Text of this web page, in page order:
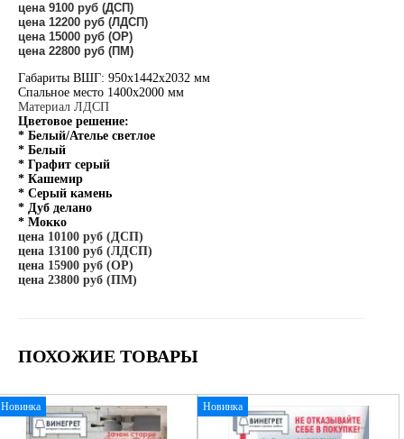
цена 9100 руб (ДСП)
цена 12200 руб (ЛДСП)
цена 15000 руб (ОР)
цена 22800 руб (ПМ)
Габариты ВШГ: 950х1442х2032 мм
Спальное место 1400х2000 мм
Материал ЛДСП
Цветовое решение:
* Белый/Ателье светлое
* Белый
* Графит серый
* Кашемир
* Серый камень
* Дуб делано
* Мокко
цена 10100 руб (ДСП)
цена 13100 руб (ЛДСП)
цена 15900 руб (ОР)
цена 23800 руб (ПМ)
ПОХОЖИЕ ТОВАРЫ
Новинка Новинка